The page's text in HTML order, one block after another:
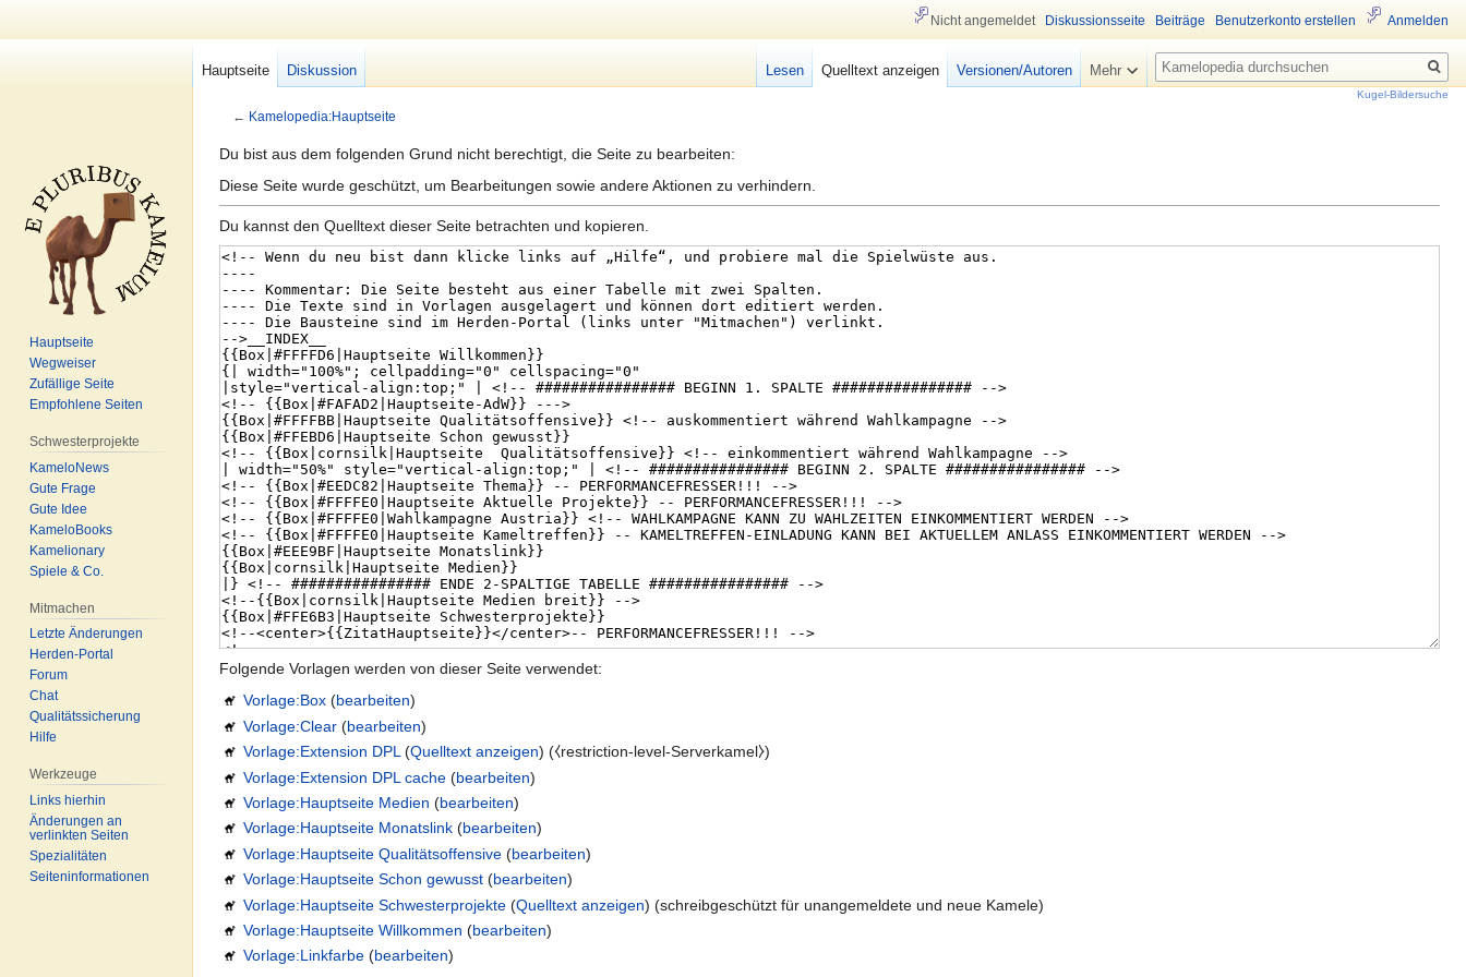
← Kamelopedia:Hauptseite
Zur
Navigation
springen
Zur
Suche
springen
Du bist aus dem folgenden Grund nicht berechtigt, die Seite zu bearbeiten:
Diese Seite wurde geschützt, um Bearbeitungen sowie andere Aktionen zu verhindern.
Du kannst den Quelltext dieser Seite betrachten und kopieren.
Folgende Vorlagen werden von dieser Seite verwendet:
Vorlage:Box (bearbeiten)
Vorlage:Clear (bearbeiten)
Vorlage:Extension DPL(Quelltext anzeigen) (⧼restriction-level-Serverkamel⧽)
Vorlage:Extension DPL cache (bearbeiten)
Vorlage:Hauptseite Medien (bearbeiten)
Vorlage:Hauptseite Monatslink (bearbeiten)
Vorlage:Hauptseite Qualitätsoffensive (bearbeiten)
Vorlage:Hauptseite Schon gewusst (bearbeiten)
Vorlage:Hauptseite Schwesterprojekte (Quelltext anzeigen) (schreibgeschützt für unangemeldete und neue Kamele)
Vorlage:Hauptseite Willkommen (bearbeiten)
Vorlage:Linkfarbe (bearbeiten)
Nicht angemeldet Diskussionsseite Beiträge Benutzerkonto erstellen Anmelden
Hauptseite Diskussion Lesen Quelltext anzeigen Versionen/Autoren Mehr
Suche
Kugel-Bildersuche
Hauptseite
Wegweiser
Zufällige Seite
Empfohlene Seiten
Schwesterprojekte
KameloNews
Gute Frage
Gute Idee
KameloBooks
Kamelionary
Spiele & Co.
Mitmachen
Letzte Änderungen
Herden-Portal
Forum
Chat
Qualitätssicherung
Hilfe
Werkzeuge
Links hierhin
Änderungen an
verlinkten Seiten
Spezialitäten
Seiten­informationen